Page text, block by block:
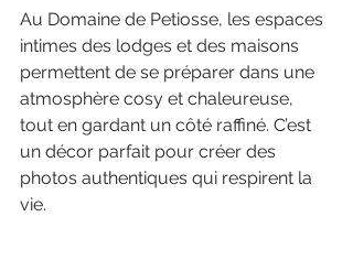
Au Domaine de Petiosse, les espaces
intimes des lodges et des maisons
permettent de se préparer dans une
atmosphère cosy et chaleureuse,
tout en gardant un côté raffiné. C’est
un décor parfait pour créer des
photos authentiques qui respirent la
vie.